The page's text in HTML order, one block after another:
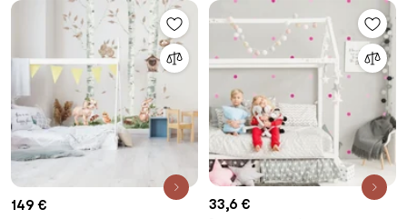
149 € 33,6 €